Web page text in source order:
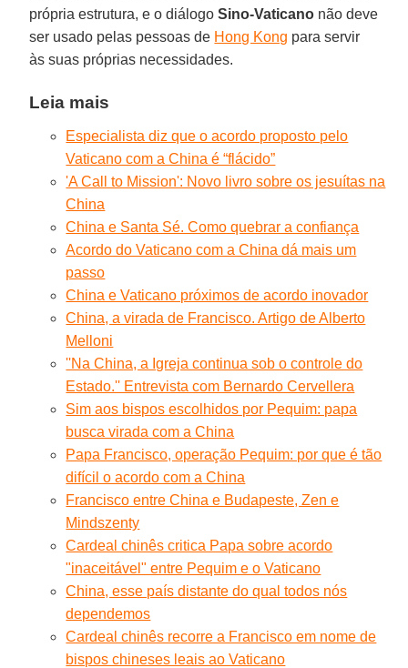
própria estrutura, e o diálogoSino-Vaticano não deve
ser usado pelas pessoas de Hong Kong para servir
às suas próprias necessidades.
Leia mais
Especialista diz que o acordo proposto pelo
Vaticano com a China é “flácido”
'A Call to Mission': Novo livro sobre os jesuítas na
China
China e Santa Sé. Como quebrar a confiança
Acordo do Vaticano com a China dá mais um
passo
China e Vaticano próximos de acordo inovador
China, a virada de Francisco. Artigo de Alberto
Melloni
''Na China, a Igreja continua sob o controle do
Estado.'' Entrevista com Bernardo Cervellera
Sim aos bispos escolhidos por Pequim: papa
busca virada com a China
Papa Francisco, operação Pequim: por que é tão
difícil o acordo com a China
Francisco entre China e Budapeste, Zen e
Mindszenty
Cardeal chinês critica Papa sobre acordo
"inaceitável" entre Pequim e o Vaticano
China, esse país distante do qual todos nós
dependemos
Cardeal chinês recorre a Francisco em nome de
bispos chineses leais ao Vaticano